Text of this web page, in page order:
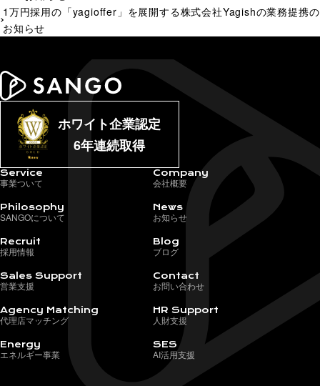
1万円採用の「yagioffer」を展開する株式会社Yagishの業務提携の
お知らせ
ホワイト企業認定
6年連続取得
Service
事業ついて
Philosophy
SANGOについて
Recruit
採用情報
Sales Support
営業支援
Agency Matching
代理店マッチング
Energy
エネルギー事業
Company
会社概要
News
お知らせ
Blog
ブログ
Contact
お問い合わせ
HR Support
人財支援
SES
AI活用支援